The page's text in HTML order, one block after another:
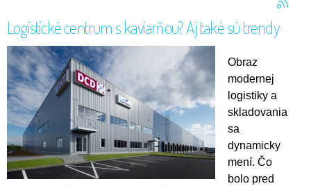
Logistické centrum s kaviarňou? Aj také sú trendy
Obraz
modernej
logistiky a
skladovania
sa
dynamicky
mení. Čo
bolo pred